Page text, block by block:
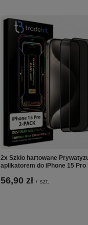
2x Szkło hartowane
aplikatorem do iPhone 15 Pro
56,90 zł / szt.